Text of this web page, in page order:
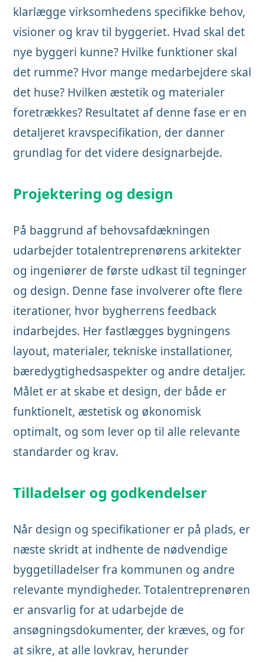
klarlægge virksomhedens specifikke behov,
visioner og krav til byggeriet. Hvad skal det
nye byggeri kunne? Hvilke funktioner skal
det rumme? Hvor mange medarbejdere skal
det huse? Hvilken æstetik og materialer
foretrækkes? Resultatet af denne fase er en
detaljeret kravspecifikation, der danner
grundlag for det videre designarbejde.
Projektering og design
På baggrund af behovsafdækningen
udarbejder totalentreprenørens arkitekter
og ingeniører de første udkast til tegninger
og design. Denne fase involverer ofte flere
iterationer, hvor bygherrens feedback
indarbejdes. Her fastlægges bygningens
layout, materialer, tekniske installationer,
bæredygtighedsaspekter og andre detaljer.
Målet er at skabe et design, der både er
funktionelt, æstetisk og økonomisk
optimalt, og som lever op til alle relevante
standarder og krav.
Tilladelser og godkendelser
Når design og specifikationer er på plads, er
næste skridt at indhente de nødvendige
byggetilladelser fra kommunen og andre
relevante myndigheder. Totalentreprenøren
er ansvarlig for at udarbejde de
ansøgningsdokumenter, der kræves, og for
at sikre, at alle lovkrav, herunder